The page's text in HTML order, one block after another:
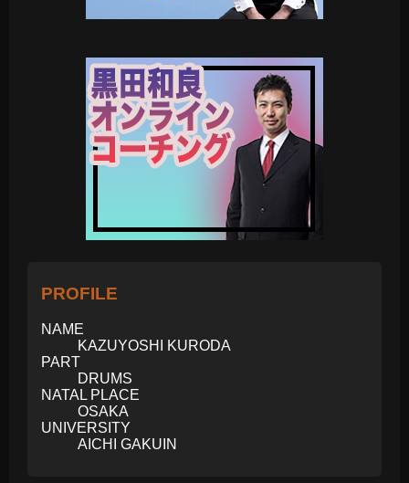
PROFILE
NAME
KAZUYOSHI KURODA
PART
DRUMS
NATAL PLACE
OSAKA
UNIVERSITY
AICHI GAKUIN